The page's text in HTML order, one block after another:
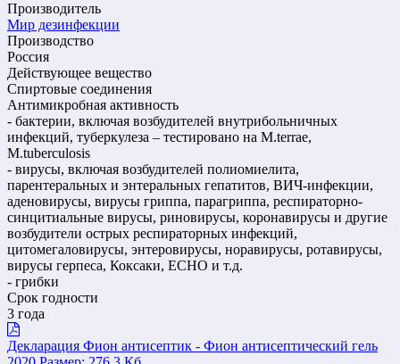
Производитель
Мир дезинфекции
Производство
Россия
Действующее вещество
Спиртовые соединения
Антимикробная активность
- бактерии, включая возбудителей внутрибольничных
инфекций, туберкулеза – тестировано на М.terrae,
M.tuberculosis
- вирусы, включая возбудителей полиомиелита,
парентеральных и энтеральных гепатитов, ВИЧ-инфекции,
аденовирусы, вирусы гриппа, парагриппа, респираторно-
синцитиальные вирусы, риновирусы, коронавирусы и другие
возбудители острых респираторных инфекций,
цитомегаловирусы, энтеровирусы, норавирусы, ротавирусы,
вирусы герпеса, Коксаки, ЕСНО и т.д.
- грибки
Срок годности
3 года
Декларация Фион антисептик - Фион антисептический гель